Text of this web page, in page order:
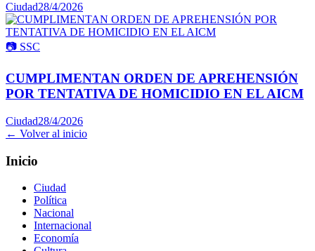
Ciudad28/4/2026
📷 SSC
CUMPLIMENTAN ORDEN DE APREHENSIÓN
POR TENTATIVA DE HOMICIDIO EN EL AICM
Ciudad28/4/2026
← Volver al inicio
Inicio
Ciudad
Política
Nacional
Internacional
Economía